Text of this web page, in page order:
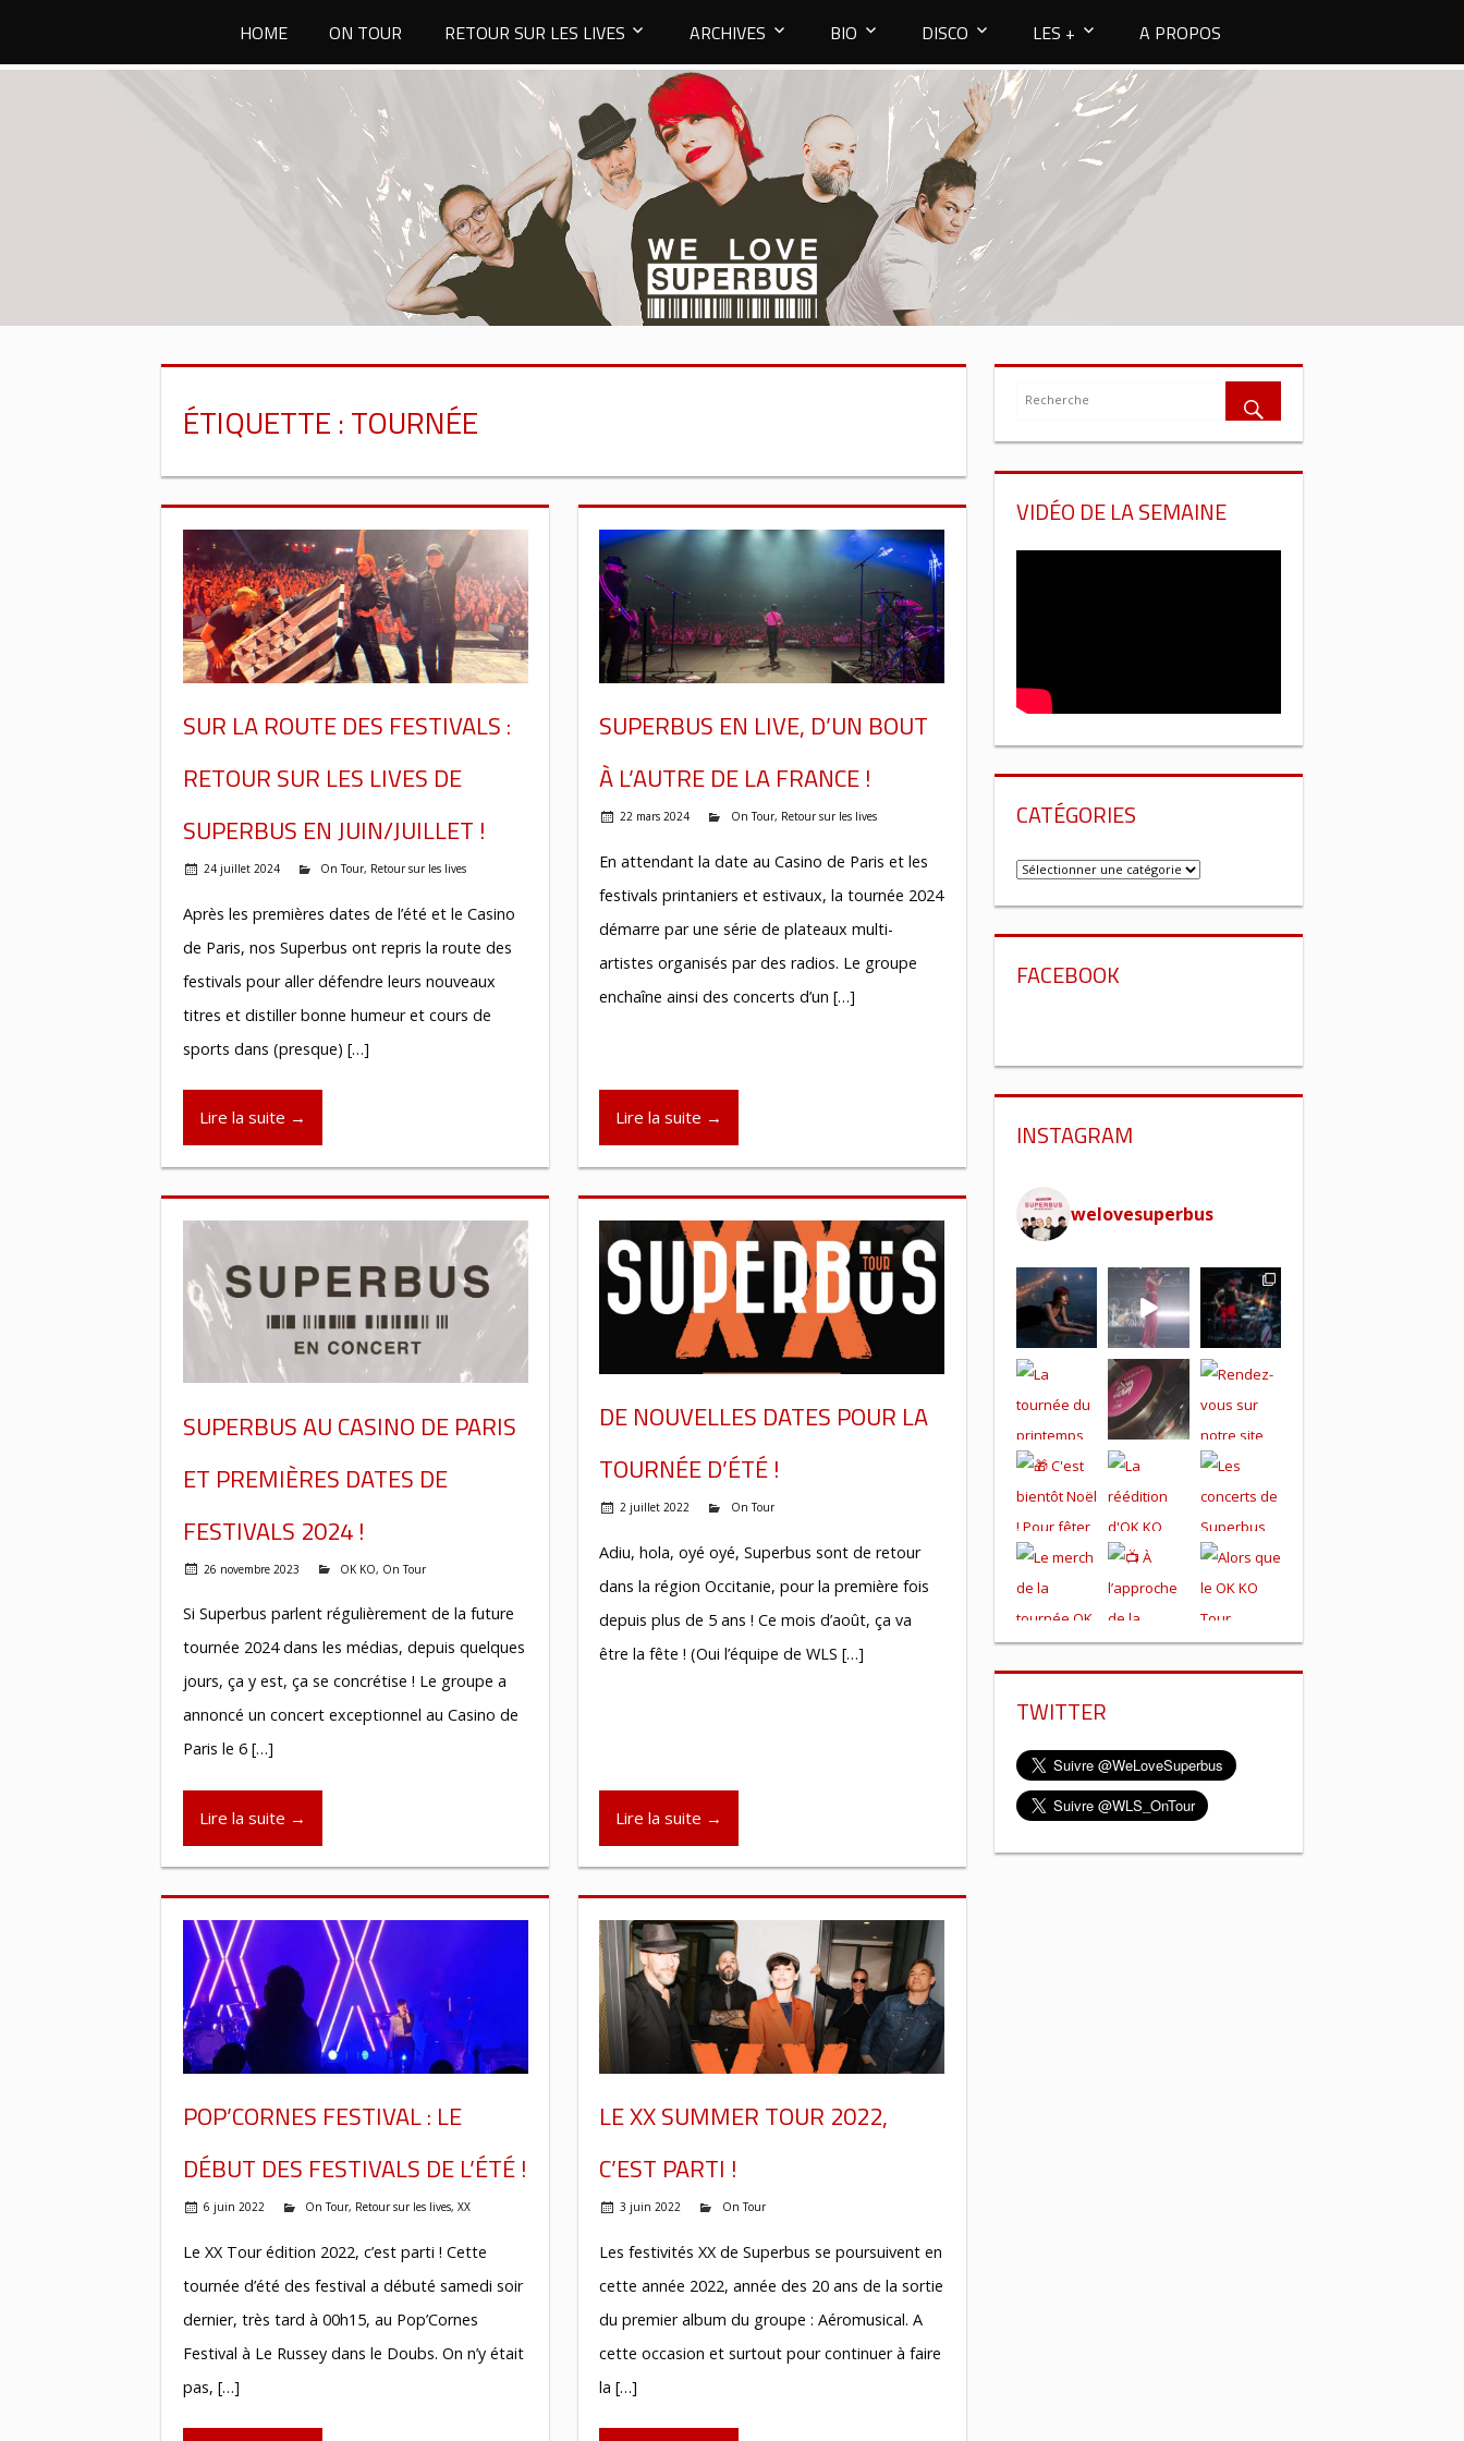
contenu
HOME ON TOUR RETOUR SUR LES LIVES ARCHIVES BIO DISCO LES + A PROPOS
ÉTIQUETTE :TOURNÉE
SUR LA ROUTE DES FESTIVALS :
RETOUR SUR LES LIVES DE
SUPERBUS EN JUIN/JUILLET !
24 juillet 2024 On Tour, Retour sur les lives
Après les premières dates de l’été et le Casino
de Paris, nos Superbus ont repris la route des
festivals pour aller défendre leurs nouveaux
titres et distiller bonne humeur et cours de
sports dans (presque) […]
Lire la suite →
SUPERBUS EN LIVE, D’UN BOUT
À L’AUTRE DE LA FRANCE !
22 mars 2024 On Tour, Retour sur les lives
En attendant la date au Casino de Paris et les
festivals printaniers et estivaux, la tournée 2024
démarre par une série de plateaux multi-
artistes organisés par des radios. Le groupe
enchaîne ainsi des concerts d’un […]
Lire la suite →
SUPERBUS AU CASINO DE PARIS
ET PREMIÈRES DATES DE
FESTIVALS 2024 !
26 novembre 2023 OK KO, On Tour
Si Superbus parlent régulièrement de la future
tournée 2024 dans les médias, depuis quelques
jours, ça y est, ça se concrétise ! Le groupe a
annoncé un concert exceptionnel au Casino de
Paris le 6 […]
Lire la suite →
DE NOUVELLES DATES POUR LA
TOURNÉE D’ÉTÉ !
2 juillet 2022 On Tour
Adiu, hola, oyé oyé, Superbus sont de retour
dans la région Occitanie, pour la première fois
depuis plus de 5 ans ! Ce mois d’août, ça va
être la fête ! (Oui l’équipe de WLS […]
Lire la suite →
POP’CORNES FESTIVAL : LE
DÉBUT DES FESTIVALS DE L’ÉTÉ !
6 juin 2022 On Tour, Retour sur les lives,XX
Le XX Tour édition 2022, c’est parti ! Cette
tournée d’été des festival a débuté samedi soir
dernier, très tard à 00h15, au Pop’Cornes
Festival à Le Russey dans le Doubs. On n’y était
pas, […]
LE XX SUMMER TOUR 2022,
C’EST PARTI !
3 juin 2022 On Tour
Les festivités XX de Superbus se poursuivent en
cette année 2022, année des 20 ans de la sortie
du premier album du groupe : Aéromusical. A
cette occasion et surtout pour continuer à faire
la […]
VIDÉO DE LA SEMAINE
CATÉGORIES
Catégories
FACEBOOK
INSTAGRAM
welovesuperbus
TWITTER